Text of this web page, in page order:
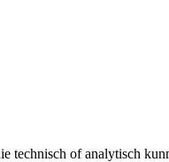
technisch of analytisch